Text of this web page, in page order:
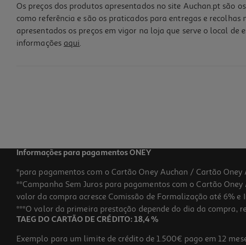
Os preços dos produtos apresentados no site Auchan.pt são
como referência e são os praticados para entregas e
apresentados os preços em vigor na loja que serve o local
informações aqui.
Informações para pagamentos ONEY
*para pagamentos com o Cartão Oney Auchan / Cartão Oney
**Campanha Sem Juros para pagamentos com o Cartão
valor da compra acresce Comissão de Formalização até 6%
***O valor da primeira prestação depende do dia da compra,
TAEG DO CARTÃO DE CRÉDITO: 18,4 %
Exemplo para um limite de crédito de 1.500€ pago em 12